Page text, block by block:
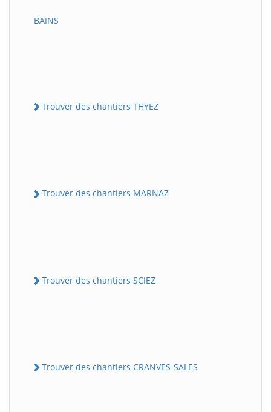
BAINS
Trouver des chantiers THYEZ
Trouver des chantiers MARNAZ
Trouver des chantiers SCIEZ
Trouver des chantiers CRANVES-SALES